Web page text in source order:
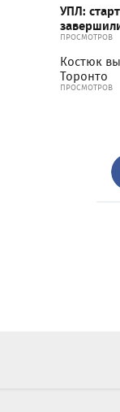
УПЛ:
ПРОСМОТРОВ
Костюк
Торонто
ПРОСМОТРОВ